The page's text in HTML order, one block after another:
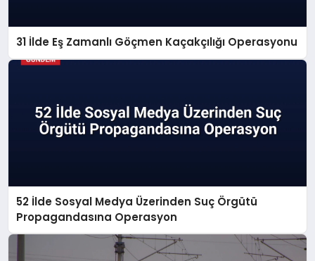
31 İlde Eş Zamanlı Göçmen Kaçakçılığı Operasyonu
52 İlde Sosyal Medya Üzerinden Suç Örgütü
Propagandasına Operasyon